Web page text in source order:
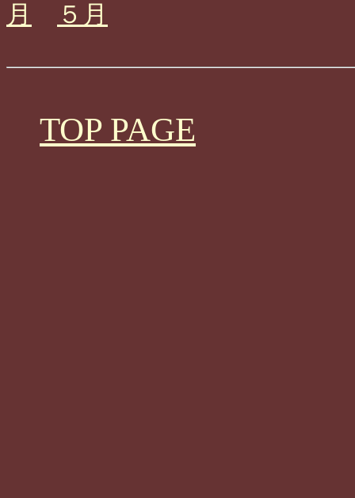
月
５月
TOP PAGE